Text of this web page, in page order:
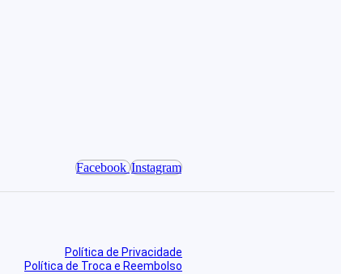
Facebook Instagram
Política de Privacidade
Política de Troca e Reembolso